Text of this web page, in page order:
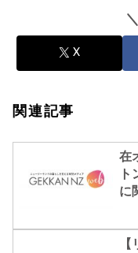
X
関連記事
在
に